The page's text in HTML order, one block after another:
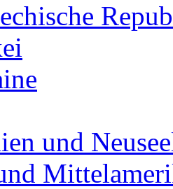
und